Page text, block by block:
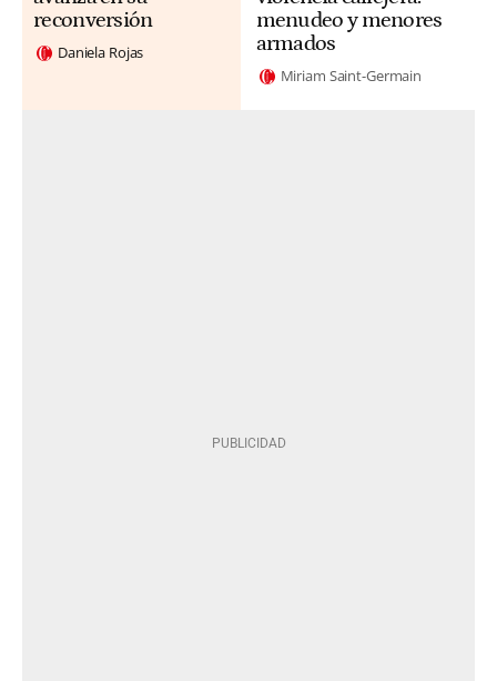
reconversión
Daniela Rojas
menudeo y menores
armados
Miriam Saint-Germain